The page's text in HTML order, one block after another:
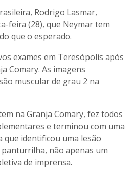
Rodrigo Lasmar,
feira (28), que Neymar tem
que o esperado.
exames em Teresópolis após
Comary. As imagens
muscular de grau 2 na
na Granja Comary, fez todos
e terminou com uma
que identificou uma lesão
não apenas um
de imprensa.